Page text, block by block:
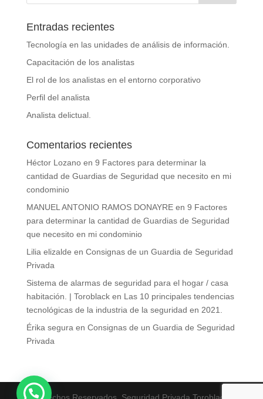
Entradas recientes
Tecnología en las unidades de análisis de información.
Capacitación de los analistas
El rol de los analistas en el entorno corporativo
Perfil del analista
Analista delictual.
Comentarios recientes
Héctor Lozanoen 9 Factores para determinar la
cantidad de Guardias de Seguridad que necesito en mi
condominio
MANUEL ANTONIO RAMOS DONAYREen 9 Factores
para determinar la cantidad de Guardias de Seguridad
que necesito en mi condominio
Lilia elizalde en Consignas de un Guardia de Seguridad
Privada
Sistema de alarmas de seguridad para el hogar / casa
habitación. | Toroblacken Las 10 principales tendencias
tecnológicas de la industria de la seguridad en 2021.
Érika segura en Consignas de un Guardia de Seguridad
Privada
Derechos Reservados. Seguridad Privada Toroblack